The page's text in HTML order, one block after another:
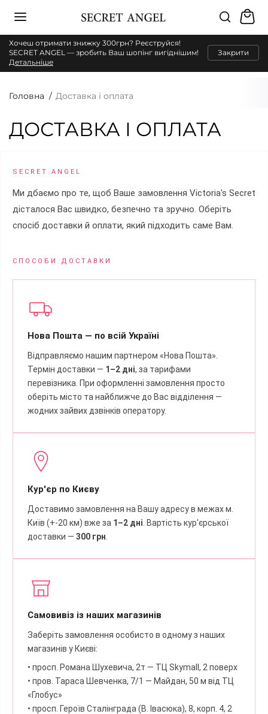
Хочеш отримати знижку 300грн? Реєструйся!
SECRET ANGEL — зробить Ваш шопінг вигіднішим!
Детальніше
Закрити
Головна Доставка і оплата
ДОСТАВКА І ОПЛАТА
SECRET ANGEL
Ми дбаємо про те, щоб Ваше замовлення Victoria's Secret
дісталося Вас швидко, безпечно та зручно. Оберіть
спосіб доставки й оплати, який підходить саме Вам.
СПОСОБИ ДОСТАВКИ
Нова Пошта — по всій Україні
Відправляємо нашим партнером «Нова Пошта».
Термін доставки — 1–2 дні, за тарифами
перевізника. При оформленні замовлення просто
оберіть місто та найближче до Вас відділення —
жодних зайвих дзвінків оператору.
Кур'єр по Києву
Доставимо замовлення на Вашу адресу в межах м.
Київ (+-20 км) вже за 1–2 дні . Вартість кур'єрської
доставки — 300 грн
Самовивіз із наших магазинів
Заберіть замовлення особисто в одному з наших
магазинів у Києві:
• просп. Романа Шухевича, 2т — ТЦ Skymall, 2 поверх
• пров. Тараса Шевченка, 7/1 — Майдан, 50 м від ТЦ
«Глобус»
• просп. Героїв Сталінграда (В. Івасюка), 8, корп. 4, 2